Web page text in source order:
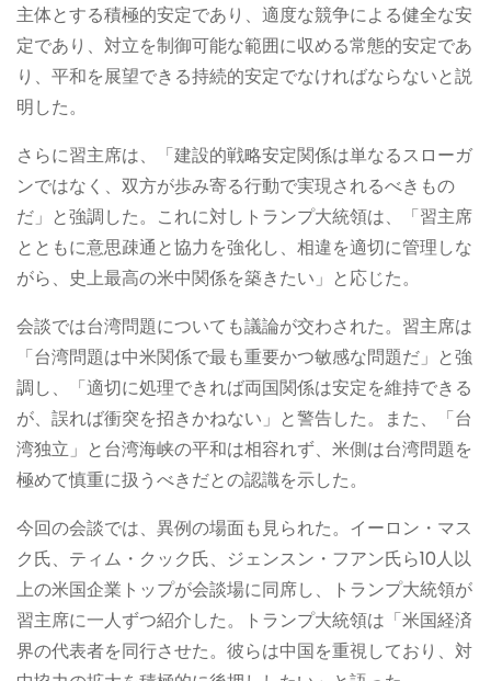
主体とする積極的安定であり、適度な競争による健全な安
定であり、対立を制御可能な範囲に収める常態的安定であ
り、平和を展望できる持続的安定でなければならないと説
明した。
さらに習主席は、「建設的戦略安定関係は単なるスローガ
ンではなく、双方が歩み寄る行動で実現されるべきもの
だ」と強調した。これに対しトランプ大統領は、「習主席
とともに意思疎通と協力を強化し、相違を適切に管理しな
がら、史上最高の米中関係を築きたい」と応じた。
会談では台湾問題についても議論が交わされた。習主席は
「台湾問題は中米関係で最も重要かつ敏感な問題だ」と強
調し、「適切に処理できれば両国関係は安定を維持できる
が、誤れば衝突を招きかねない」と警告した。また、「台
湾独立」と台湾海峡の平和は相容れず、米側は台湾問題を
極めて慎重に扱うべきだとの認識を示した。
今回の会談では、異例の場面も見られた。イーロン・マス
ク氏、ティム・クック氏、ジェンスン・フアン氏ら10人以
上の米国企業トップが会談場に同席し、トランプ大統領が
習主席に一人ずつ紹介した。トランプ大統領は「米国経済
界の代表者を同行させた。彼らは中国を重視しており、対